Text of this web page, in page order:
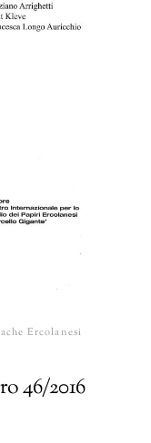
Ercolanesi
46/2016